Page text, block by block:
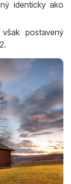
identicky ako
postavený